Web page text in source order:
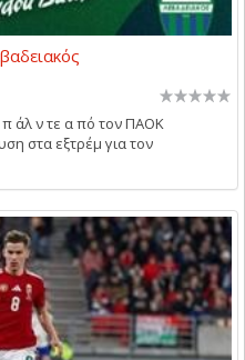
άλ ν τε α πό τον ΠΑΟΚ
στα εξτρέμ για τον